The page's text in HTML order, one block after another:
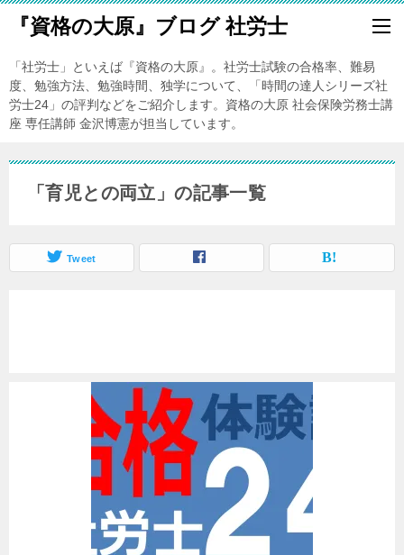
『資格の大原』ブログ 社労士
「社労士」といえば『資格の大原』。社労士試験の合格率、難易
度、勉強方法、勉強時間、独学について、「時間の達人シリーズ社
労士24」の評判などをご紹介します。資格の大原 社会保険労務士講
座 専任講師 金沢博憲が担当しています。
「育児との両立」の記事一覧
Tweet